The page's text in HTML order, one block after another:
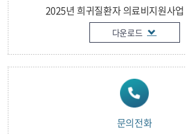
2025년 희귀질환자 의료비지원사
다운로드
문의전화